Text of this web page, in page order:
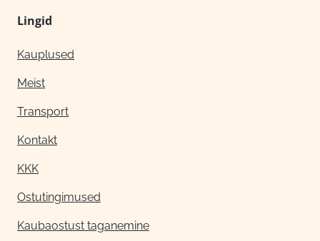
Lingid
Kauplused
Meist
Transport
Kontakt
KKK
Ostutingimused
Kaubaostust taganemine